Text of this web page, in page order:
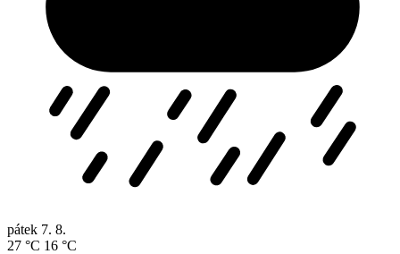
pátek 7. 8.
27 °C 16 °C